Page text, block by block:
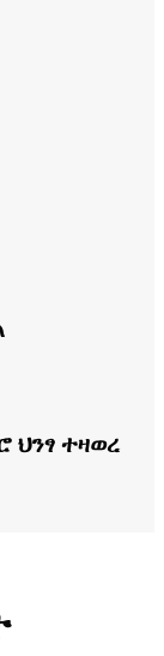
ህንፃ ተዛወረ